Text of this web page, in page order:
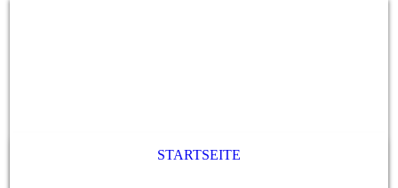
STARTSEITE